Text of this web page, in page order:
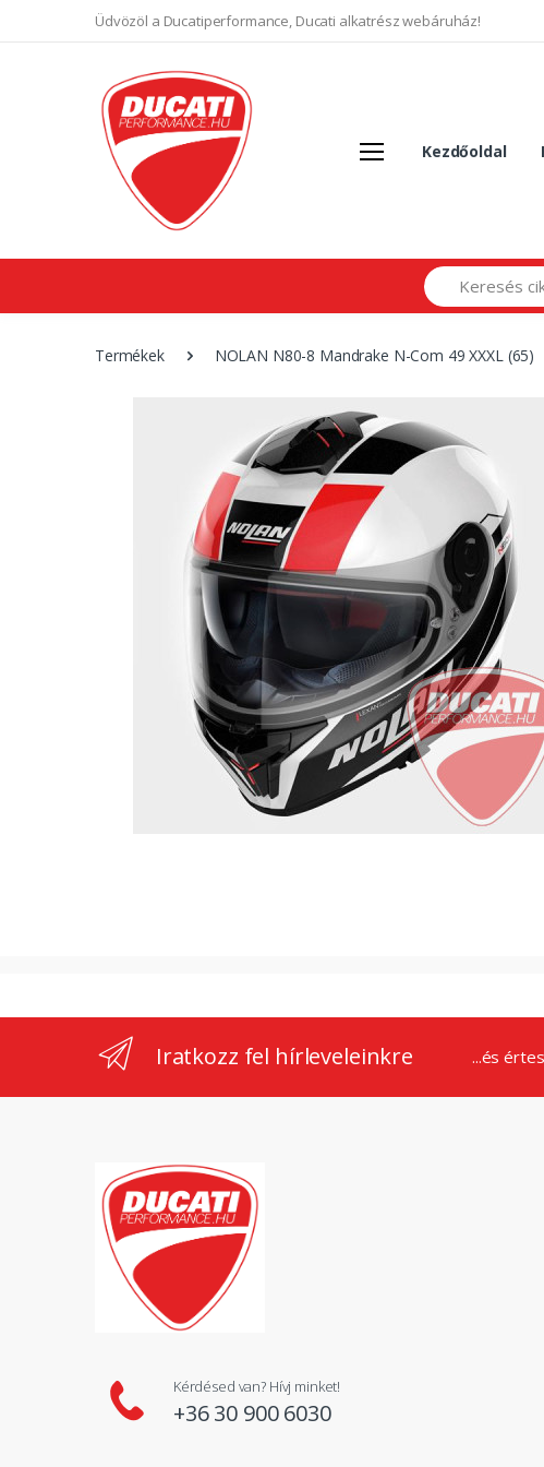
Üdvözöl a Ducatiperformance, Ducati alkatrész webáruház!
Kezdőoldal
Search
Termékek NOLAN N80-8 Mandrake N-Com 49 XXXL (65)
Iratkozz fel hírleveleinkre ...és
Kérdésed van? Hívj minket!
+36 30 900 6030